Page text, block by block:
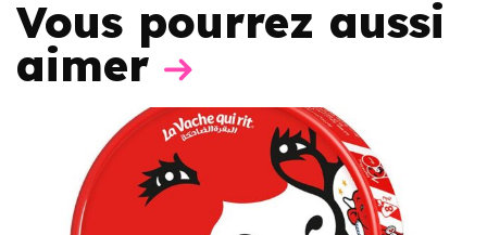
Vous pourrez aussi
aimer